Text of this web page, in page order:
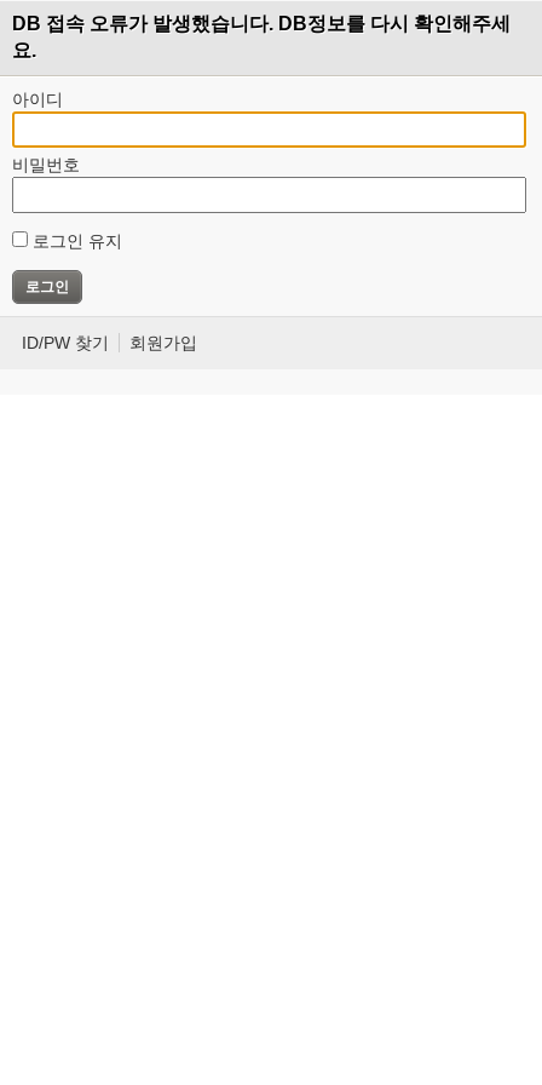
DB 접속 오류가 발생했습니다. DB정보를 다시 확인해주세
요.
아이디
비밀번호
로그인 유지
ID/PW 찾기 회원가입